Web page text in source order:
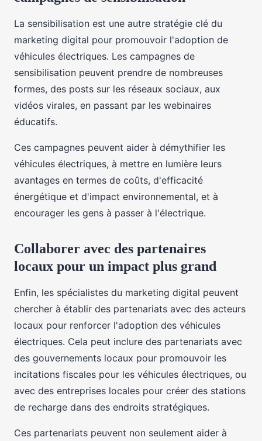
La sensibilisation est une autre stratégie clé du
marketing digital pour promouvoir l'adoption de
véhicules électriques. Les campagnes de
sensibilisation peuvent prendre de nombreuses
formes, des posts sur les réseaux sociaux, aux
vidéos virales, en passant par les webinaires
éducatifs.
Ces campagnes peuvent aider à démythifier les
véhicules électriques, à mettre en lumière leurs
avantages en termes de coûts, d'efficacité
énergétique et d'impact environnemental, et à
encourager les gens à passer à l'électrique.
Collaborer avec des partenaires
locaux pour un impact plus grand
Enfin, les spécialistes du marketing digital peuvent
chercher à établir des partenariats avec des acteurs
locaux pour renforcer l'adoption des véhicules
électriques. Cela peut inclure des partenariats avec
des gouvernements locaux pour promouvoir les
incitations fiscales pour les véhicules électriques, ou
avec des entreprises locales pour créer des stations
de recharge dans des endroits stratégiques.
Ces partenariats peuvent non seulement aider à